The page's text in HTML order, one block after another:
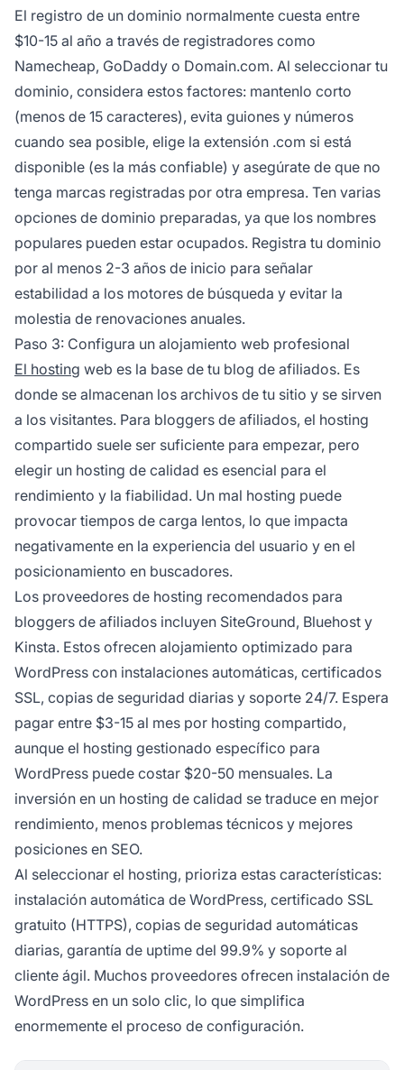
El registro de un dominio normalmente cuesta entre
$10-15 al año a través de registradores como
Namecheap, GoDaddy o Domain.com. Al seleccionar tu
dominio, considera estos factores: mantenlo corto
(menos de 15 caracteres), evita guiones y números
cuando sea posible, elige la extensión .com si está
disponible (es la más confiable) y asegúrate de que no
tenga marcas registradas por otra empresa. Ten varias
opciones de dominio preparadas, ya que los nombres
populares pueden estar ocupados. Registra tu dominio
por al menos 2-3 años de inicio para señalar
estabilidad a los motores de búsqueda y evitar la
molestia de renovaciones anuales.
Paso 3: Configura un alojamiento web profesional
El hosting web es la base de tu blog de afiliados. Es
donde se almacenan los archivos de tu sitio y se sirven
a los visitantes. Para bloggers de afiliados, el hosting
compartido suele ser suficiente para empezar, pero
elegir un hosting de calidad es esencial para el
rendimiento y la fiabilidad. Un mal hosting puede
provocar tiempos de carga lentos, lo que impacta
negativamente en la experiencia del usuario y en el
posicionamiento en buscadores.
Los proveedores de hosting recomendados para
bloggers de afiliados incluyen SiteGround, Bluehost y
Kinsta. Estos ofrecen alojamiento optimizado para
WordPress con instalaciones automáticas, certificados
SSL, copias de seguridad diarias y soporte 24/7. Espera
pagar entre $3-15 al mes por hosting compartido,
aunque el hosting gestionado específico para
WordPress puede costar $20-50 mensuales. La
inversión en un hosting de calidad se traduce en mejor
rendimiento, menos problemas técnicos y mejores
posiciones en SEO.
Al seleccionar el hosting, prioriza estas características:
instalación automática de WordPress, certificado SSL
gratuito (HTTPS), copias de seguridad automáticas
diarias, garantía de uptime del 99.9% y soporte al
cliente ágil. Muchos proveedores ofrecen instalación de
WordPress en un solo clic, lo que simplifica
enormemente el proceso de configuración.